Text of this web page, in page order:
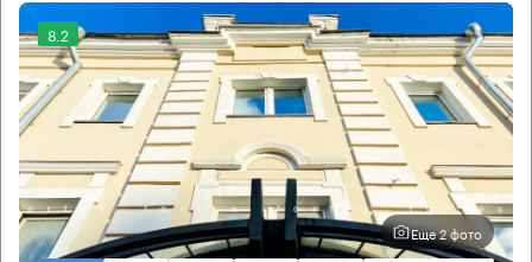
8.2
Еще 2 фото